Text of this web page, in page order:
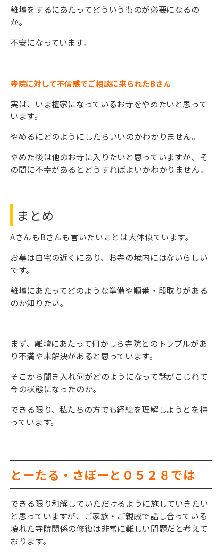
離壇をするにあたってどういうものが必要になるの
か。
不安になっています。
寺院に対して不信感でご相談に来られたBさん
実は、いま檀家になっているお寺をやめたいと思って
います。
やめるにどのようにしたらいいのかわかりません。
やめた後は他のお寺に入りたいと思っていますが、そ
の間に不幸があるとどうすればよいかわかりません。
まとめ
AさんもBさんも言いたいことは大体似ています。
お墓は自宅の近くにあり、お寺の境内にはないらしい
です。
離壇にあたってどのような準備や順番・段取りがある
のか知りたい。
まず、離壇にあたって何かしら寺院とのトラブルがあ
り不満や未解決があると思っています。
そこから聞き入れ何がどのようになって話がこじれて
今の状態になったのか。
できる限り、私たちの方でも経緯を理解しようとを持
っています。
とーたる・さぽーと０５２８では
できる限り和解していただけるように施していきたい
と思っていますが、ご家族・ご親戚で話し合っている
壊れた寺院関係の修復は非常に難しい問題だと考えて
おります。